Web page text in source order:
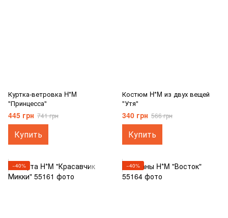
Куртка-ветровка H*M
"Принцесса"
445 грн 741 грн
Купить
Костюм H*M из двух вещей
"Утя"
340 грн 566 грн
Купить
−40% −40%